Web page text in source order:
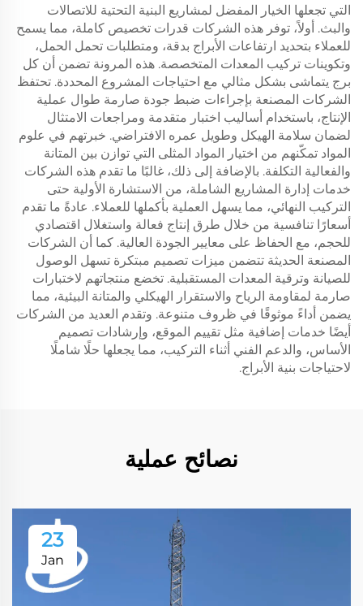
التي تجعلها الخيار المفضل لمشاريع البنية التحتية للاتصالات
والبث. أولاً، توفر هذه الشركات قدرات تخصيص كاملة، مما يسمح
للعملاء بتحديد ارتفاعات الأبراج بدقة، ومتطلبات تحمل الحمل،
وتكوينات تركيب المعدات المتخصصة. هذه المرونة تضمن أن كل
برج يتماشى بشكل مثالي مع احتياجات المشروع المحددة. تحتفظ
الشركات المصنعة بإجراءات ضبط جودة صارمة طوال عملية
الإنتاج، باستخدام أساليب اختبار متقدمة ومراجعات الامتثال
لضمان سلامة الهيكل وطويل عمره الافتراضي. خبرتهم في علوم
المواد تمكّنهم من اختيار المواد المثلى التي توازن بين المتانة
والفعالية التكلفة. بالإضافة إلى ذلك، غالبًا ما تقدم هذه الشركات
خدمات إدارة المشاريع الشاملة، من الاستشارة الأولية حتى
التركيب النهائي، مما يسهل العملية بأكملها للعملاء. عادةً ما تقدم
أسعارًا تنافسية من خلال طرق إنتاج فعالة واستغلال اقتصادي
للحجم، مع الحفاظ على معايير الجودة العالية. كما أن الشركات
المصنعة الحديثة تتضمن ميزات تصميم مبتكرة تسهل الوصول
للصيانة وترقية المعدات المستقبلية. تخضع منتجاتهم لاختبارات
صارمة لمقاومة الرياح والاستقرار الهيكلي والمتانة البيئية، مما
يضمن أداءً موثوقًا في ظروف متنوعة. وتقدم العديد من الشركات
أيضًا خدمات إضافية مثل تقييم الموقع، وإرشادات تصميم
الأساس، والدعم الفني أثناء التركيب، مما يجعلها حلًا شاملًا
لاحتياجات بنية الأبراج.
نصائح عملية
23
Jan